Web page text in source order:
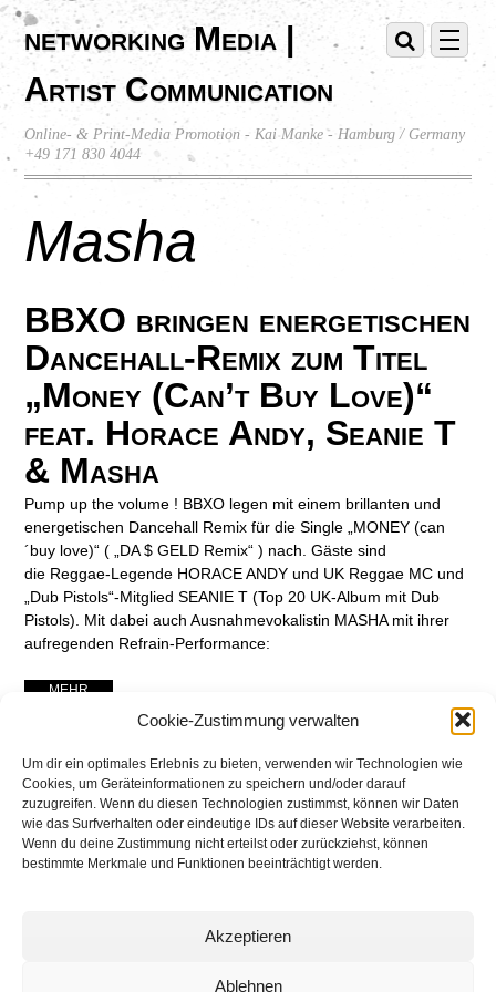
Cookie-Zustimmung verwalten
Um dir ein optimales Erlebnis zu bieten, verwenden wir Technologien wie
Cookies, um Geräteinformationen zu speichern und/oder darauf
zuzugreifen. Wenn du diesen Technologien zustimmst, können wir Daten
wie das Surfverhalten oder eindeutige IDs auf dieser Website verarbeiten.
Wenn du deine Zustimmung nicht erteilst oder zurückziehst, können
bestimmte Merkmale und Funktionen beeinträchtigt werden.
Akzeptieren
Ablehnen
networking Media |
Artist Communication
Online- & Print-Media Promotion - Kai Manke - Hamburg / Germany
+49 171 830 4044
Masha
BBXO bringen energetischen
Dancehall-Remix zum Titel
„Money (Can’t Buy Love)“
feat. Horace Andy, Seanie T
& Masha
Pump up the volume ! BBXO legen mit einem brillanten und
energetischen Dancehall Remix für die Single „MONEY (can
´buy love)“ ( „DA $ GELD Remix“ ) nach. Gäste sind
die Reggae-Legende HORACE ANDY und UK Reggae MC und
„Dub Pistols“-Mitglied SEANIE T (Top 20 UK-Album mit Dub
Pistols). Mit dabei auch Ausnahmevokalistin MASHA mit ihrer
aufregenden Refrain-Performance:
... MEHR ...
networking Media | Artist